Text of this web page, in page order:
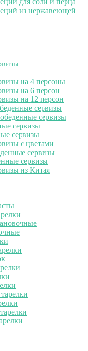
из нержавеющей
на 4 персоны
на 6 персон
на 12 персон
сервизы
сервизы
сервизы
сервизы
с цветами
сервизы
сервизы
из Китая